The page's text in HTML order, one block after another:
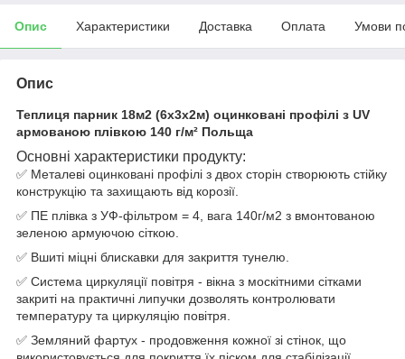
Опис Характеристики Доставка Оплата Умови
Опис
Теплиця парник 18м2 (6х3х2м) оцинковані профілі з UV
армованою плівкою 140 г/м² Польща
Основні характеристики продукту:
✅ Металеві оцинковані профілі з двох сторін створюють стійку
конструкцію та захищають від корозії.
✅ ПЕ плівка з УФ-фільтром = 4, вага 140г/м2 з вмонтованою
зеленою армуючою сіткою.
✅ Вшиті міцні блискавки для закриття тунелю.
✅ Система циркуляції повітря - вікна з москітними сітками
закриті на практичні липучки дозволять контролювати
температуру та циркуляцію повітря.
✅ Земляний фартух - продовження кожної зі стінок, що